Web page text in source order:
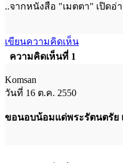
..จากหนังสือ "เมตตา" เปิดอ่
เขียนความคิดเห็น
ความคิดเห็นที่ 1
Komsan
วันที่ 16 ต.ค. 2550
ขอนอบน้อมแด่พระรัตนตรัย